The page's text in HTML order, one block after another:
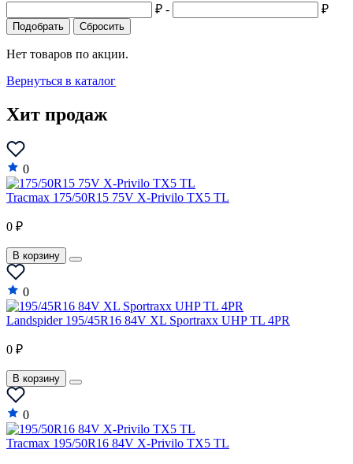
₽ - ₽
Подобрать Сбросить
Нет товаров по акции.
Вернуться в каталог
Хит продаж
0
Tracmax 175/50R15 75V X-Privilo TX5 TL
0 ₽
В корзину
0
Landspider 195/45R16 84V XL Sportraxx UHP TL 4PR
0 ₽
В корзину
0
Tracmax 195/50R16 84V X-Privilo TX5 TL